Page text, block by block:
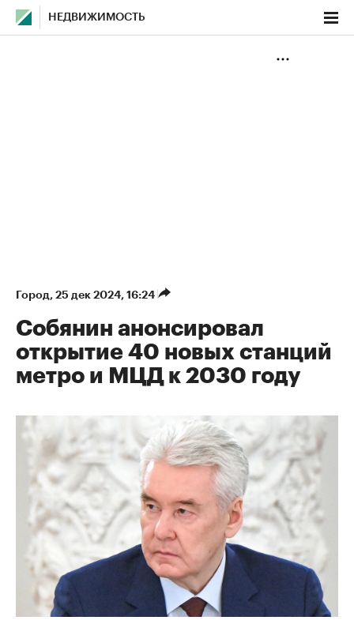
НЕДВИЖИМОСТЬ
Город⁠, 25 дек 2024, 16:24
Собянин анонсировал
открытие 40 новых станций
метро и МЦД к 2030 году